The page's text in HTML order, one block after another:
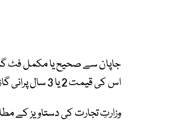
اس کی قیمت 2 یا 3 سال پرانی گاڑی سے بھی زیادہ ہو جائے گی۔